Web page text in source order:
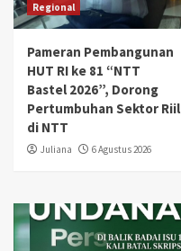
Regional
Pameran Pembangunan
HUT RI ke 81 “NTT
Bastel 2026”, Dorong
Pertumbuhan Sektor Riil
di NTT
Juliana 6 Agustus 2026